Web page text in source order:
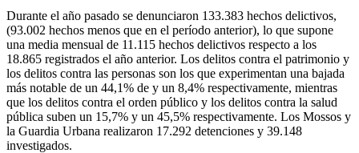
Durante el año pasado se denunciaron 133.383 hechos delictivos,
(93.002 hechos menos que en el período anterior), lo que supone
una media mensual de 11.115 hechos delictivos respecto a los
18.865 registrados el año anterior. Los delitos contra el patrimonio y
los delitos contra las personas son los que experimentan una bajada
más notable de un 44,1% de y un 8,4% respectivamente, mientras
que los delitos contra el orden público y los delitos contra la salud
pública suben un 15,7% y un 45,5% respectivamente. Los Mossos y
la Guardia Urbana realizaron 17.292 detenciones y 39.148
investigados.